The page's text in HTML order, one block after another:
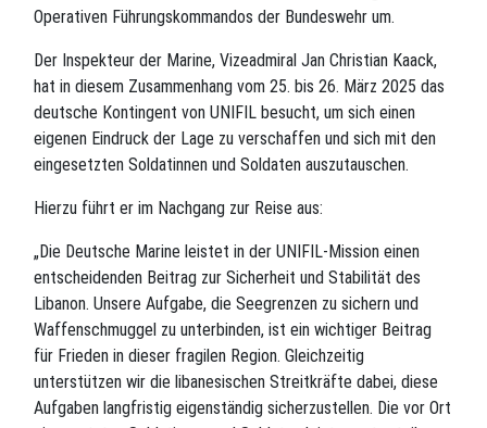
Operativen Führungskommandos der Bundeswehr um.
Der Inspekteur der Marine, Vizeadmiral Jan Christian Kaack,
hat in diesem Zusammenhang vom 25. bis 26. März 2025 das
deutsche Kontingent von UNIFIL besucht, um sich einen
eigenen Eindruck der Lage zu verschaffen und sich mit den
eingesetzten Soldatinnen und Soldaten auszutauschen.
Hierzu führt er im Nachgang zur Reise aus:
„Die Deutsche Marine leistet in der UNIFIL-Mission einen
entscheidenden Beitrag zur Sicherheit und Stabilität des
Libanon. Unsere Aufgabe, die Seegrenzen zu sichern und
Waffenschmuggel zu unterbinden, ist ein wichtiger Beitrag
für Frieden in dieser fragilen Region. Gleichzeitig
unterstützen wir die libanesischen Streitkräfte dabei, diese
Aufgaben langfristig eigenständig sicherzustellen. Die vor Ort